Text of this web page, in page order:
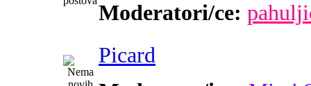
Moderatori/ce:
Picard